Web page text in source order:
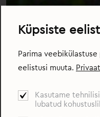
Küpsiste
Parima
eelistusi muuta.
Kasutame
lubatud